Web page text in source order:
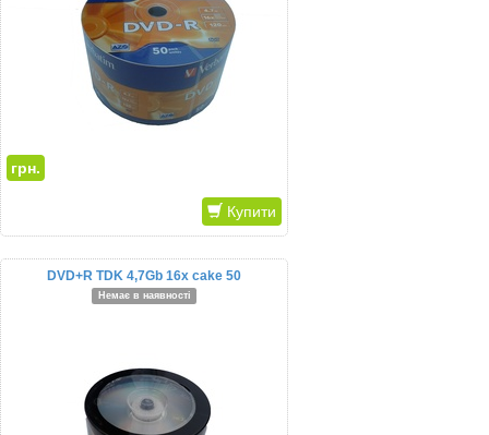
грн.
Купити
DVD+R TDK 4,7Gb 16x cake 50
Немає в наявності